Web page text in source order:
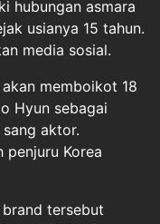
hubungan asmara
usianya 15 tahun.
media sosial.
memboikot 18
Hyun sebagai
aktor.
penjuru Korea
tersebut